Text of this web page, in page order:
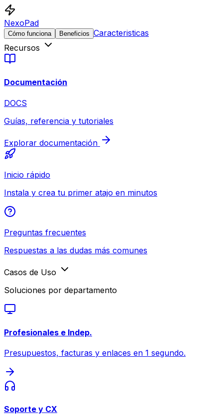
NexoPad
Cómo funciona Beneficios Caracteristicas
Recursos
Documentación
DOCS
Guías, referencia y tutoriales
Explorar documentación
Inicio rápido
Instala y crea tu primer atajo en minutos
Preguntas frecuentes
Respuestas a las dudas más comunes
Casos de Uso
Soluciones por departamento
Profesionales e Indep.
Presupuestos, facturas y enlaces en 1 segundo.
Soporte y CX